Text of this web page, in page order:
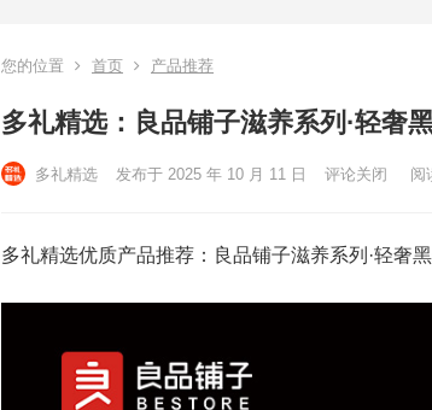
您的位置 首页 产品推荐
多礼精选：良品铺子滋养系列·轻奢
多礼精选 发布于 2025 年 10 月 11 日 评论关闭 阅
多礼精选优质产品推荐：良品铺子滋养系列·轻奢